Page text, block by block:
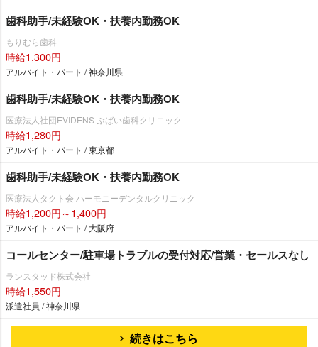
歯科助手/未経験OK・扶養内勤務OK
もりむら歯科
時給1,300円
アルバイト・パート / 神奈川県
歯科助手/未経験OK・扶養内勤務OK
医療法人社団EVIDENS ぶばい歯科クリニック
時給1,280円
アルバイト・パート / 東京都
歯科助手/未経験OK・扶養内勤務OK
医療法人タクト会 ハーモニーデンタルクリニック
時給1,200円～1,400円
アルバイト・パート / 大阪府
コールセンター/駐車場トラブルの受付対応/営業・セールスなし
ランスタッド株式会社
時給1,550円
派遣社員 / 神奈川県
続きはこちら